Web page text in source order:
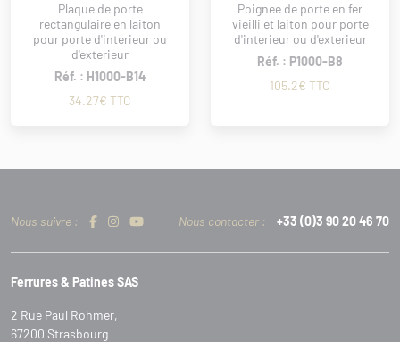
Plaque de porte
rectangulaire en laiton
pour porte d'interieur ou
d'exterieur
Réf. : H1000-B14
34.27€ TTC
Poignee de porte en fer
vieilli et laiton pour porte
d'interieur ou d'exterieur
Réf. : P1000-B8
105.2€ TTC
Nous suivre : Nous contacter : +33 (0)3 90 20 46 70
Ferrures & Patines SAS
2 Rue Paul Rohmer,
67200 Strasbourg